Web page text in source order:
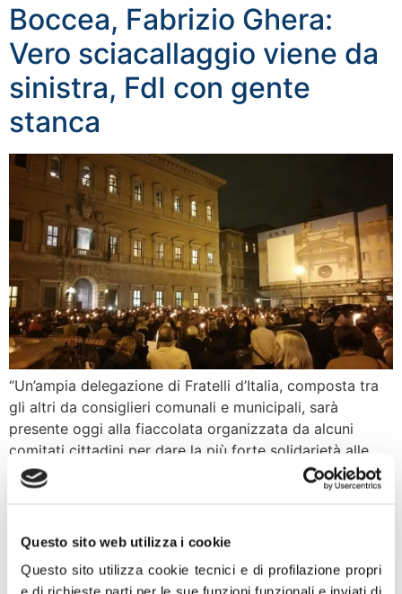
Questo sito web utilizza i cookie
Questo sito utilizza cookie tecnici e di profilazione propri
Boccea, Fabrizio Ghera:
Vero sciacallaggio viene da
sinistra, FdI con gente
stanca
“Un’ampia delegazione di Fratelli d’Italia, composta tra
gli altri da consiglieri comunali e municipali, sarà
presente oggi alla fiaccolata organizzata da alcuni
comitati cittadini per dare la più forte solidarietà alle
vittime dell’inseguimento della macchina guidata da
persone di origine rom che ieri ha provocato decine di
Incidente Roma, Meloni a